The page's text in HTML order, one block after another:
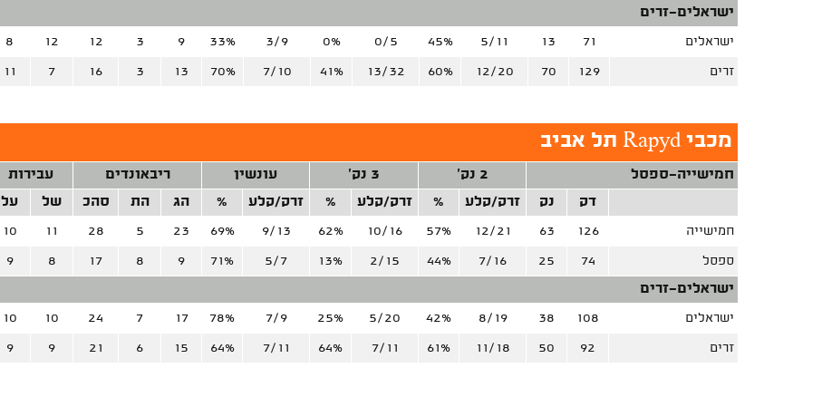
ישראלים-זרים
ישראלים 71
13
5/11
45%
0/5
0%
3/9
33%
9
3
12
12
8
זרים 129
70
12/20
60%
13/32
41%
7/10
70%
13
3
16
7
11
מכבי Rapyd תל אביב
חמישייה-ספסל 2 נק' 3 נק' עונשין ריבאונדים עבירות
דק
נק זרק/קלע % זרק/קלע % זרק/קלע % הג הת סהכ של על
חמישייה 126
63
12/21
57%
10/16
62%
9/13
69%
23
5
28
11
10
ספסל 74
25
7/16
44%
2/15
13%
5/7
71%
9
8
17
8
9
ישראלים-זרים
ישראלים 108
38
8/19
42%
5/20
25%
7/9
78%
17
7
24
10
10
זרים 92
50
11/18
61%
7/11
64%
7/11
64%
15
6
21
9
9